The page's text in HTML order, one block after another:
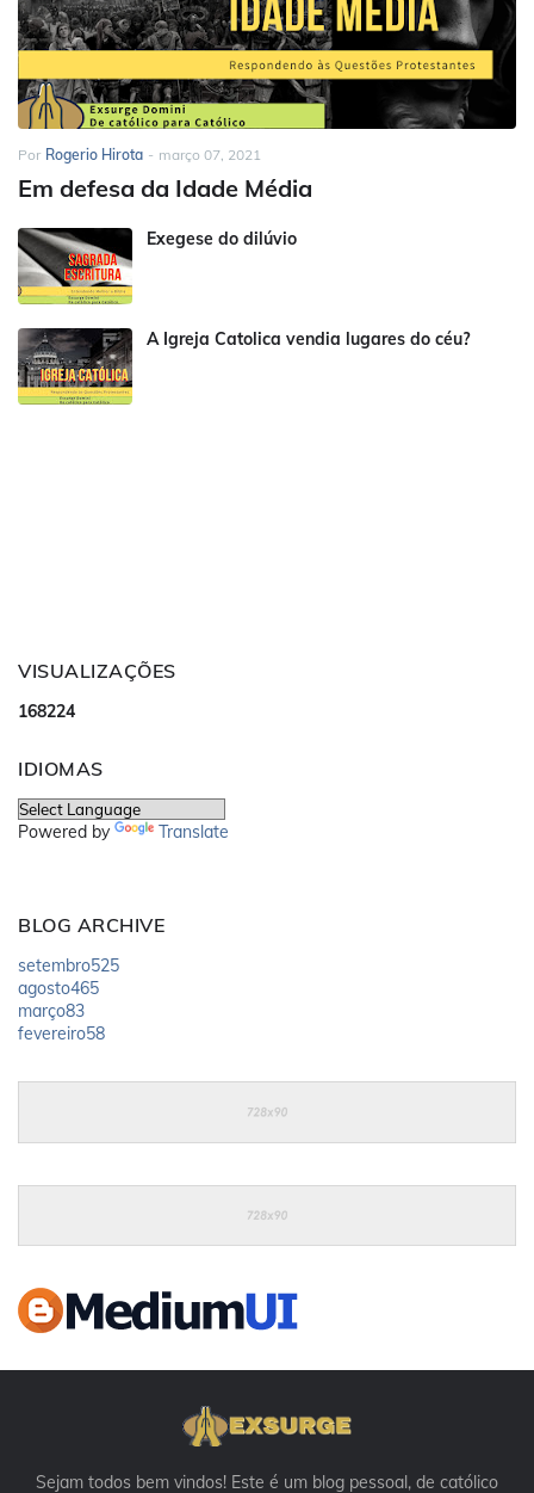
Por Rogerio Hirota - março 07, 2021
Em defesa da Idade Média
Exegese do dilúvio
A Igreja Catolica vendia lugares do céu?
VISUALIZAÇÕES
168224
IDIOMAS
Powered by Translate
BLOG ARCHIVE
setembro525
agosto465
março83
fevereiro58
Sejam todos bem vindos! Este é um blog pessoal, de católico